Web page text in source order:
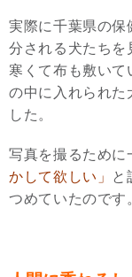
実際に千葉県の保
分される犬たちを
寒くて布も敷い
の中に入れられた
した。
写真を撮るために
かして欲しい」 と
つめていたのです